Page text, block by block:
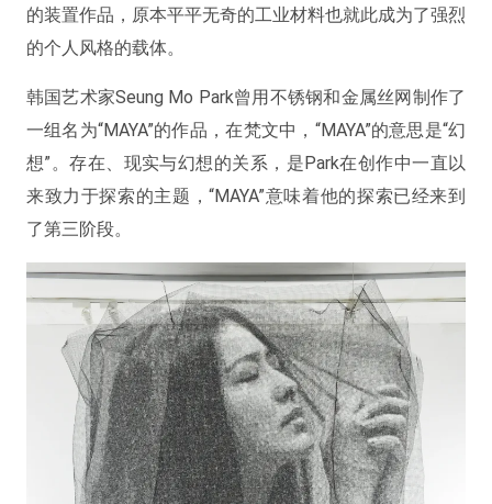
的装置作品，原本平平无奇的工业材料也就此成为了强烈
的个人风格的载体。
韩国艺术家Seung Mo Park曾用不锈钢和金属丝网制作了
一组名为“MAYA”的作品，在梵文中，“MAYA”的意思是“幻
想”。存在、现实与幻想的关系，是Park在创作中一直以
来致力于探索的主题，“MAYA”意味着他的探索已经来到
了第三阶段。